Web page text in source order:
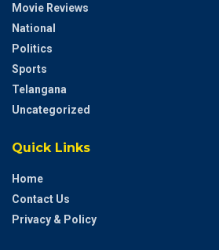
Movie Reviews
National
Politics
Sports
Telangana
Uncategorized
Quick Links
Home
Contact Us
Privacy & Policy